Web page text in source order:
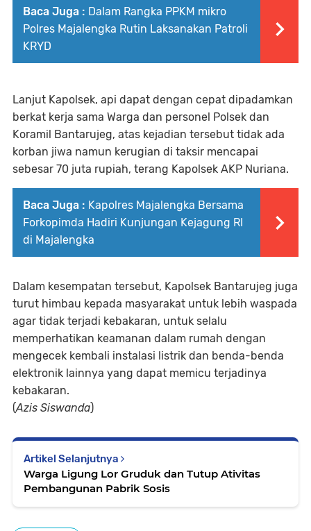
Baca Juga : Dalam Rangka PPKM mikro
Polres Majalengka Rutin Laksanakan Patroli
KRYD
Lanjut Kapolsek, api dapat dengan cepat dipadamkan
berkat kerja sama Warga dan personel Polsek dan
Koramil Bantarujeg, atas kejadian tersebut tidak ada
korban jiwa namun kerugian di taksir mencapai
sebesar 70 juta rupiah, terang Kapolsek AKP Nuriana.
Baca Juga : Kapolres Majalengka Bersama
Forkopimda Hadiri Kunjungan Kejagung RI
di Majalengka
Dalam kesempatan tersebut, Kapolsek Bantarujeg juga
turut himbau kepada masyarakat untuk lebih waspada
agar tidak terjadi kebakaran, untuk selalu
memperhatikan keamanan dalam rumah dengan
mengecek kembali instalasi listrik dan benda-benda
elektronik lainnya yang dapat memicu terjadinya
kebakaran.
(Azis Siswanda)
Artikel Selanjutnya
Warga Ligung Lor Gruduk dan Tutup Ativitas
Pembangunan Pabrik Sosis